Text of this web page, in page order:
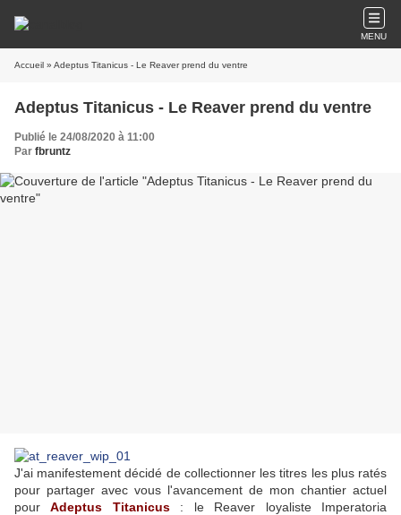
MENU
Accueil » Adeptus Titanicus - Le Reaver prend du ventre
Adeptus Titanicus - Le Reaver prend du ventre
Publié le 24/08/2020 à 11:00
Par fbruntz
J'ai manifestement décidé de collectionner les titres les plus ratés
pour partager avec vous l'avancement de mon chantier actuel
pourAdeptus Titanicus: le Reaver loyaliste Imperatoria